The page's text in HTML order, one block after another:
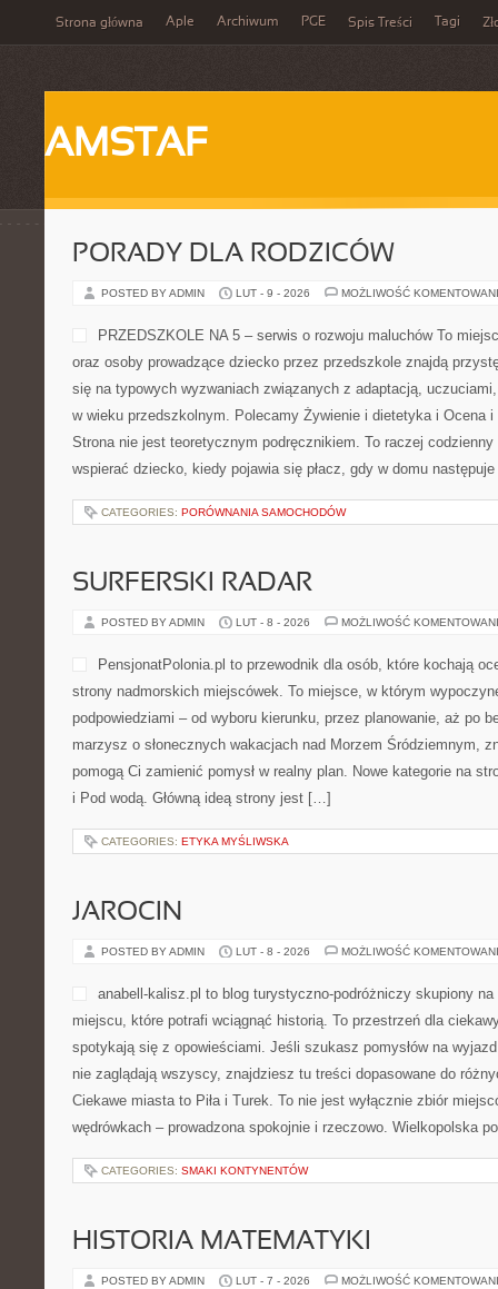
Strona główna Aple Archiwum PGE Spis Treści Tagi
AMSTAF
PORADY DLA RODZICÓW
POSTED BY ADMIN LUT - 9 - 2026 MOŻLIWOŚĆ
PRZEDSZKOLE NA 5 – serwis o rozwoju maluchów To
oraz osoby prowadzące dziecko przez przedszkole znajdą
się na typowych wyzwaniach związanych z adaptacją,
w wieku przedszkolnym. Polecamy Żywienie i dietetyka i Ocena i
Strona nie jest teoretycznym podręcznikiem. To raczej
wspierać dziecko, kiedy pojawia się płacz, gdy w domu
CATEGORIES: PORÓWNANIA SAMOCHODÓW
SURFERSKI RADAR
POSTED BY ADMIN LUT - 8 - 2026 MOŻLIWOŚĆ
PensjonatPolonia.pl to przewodnik dla osób, które kochają
strony nadmorskich miejscówek. To miejsce, w którym
podpowiedziami – od wyboru kierunku, przez planowanie, aż po
marzysz o słonecznych wakacjach nad Morzem Śródziemnym,
pomogą Ci zamienić pomysł w realny plan. Nowe kategorie na
i Pod wodą. Główną ideą strony jest […]
CATEGORIES: ETYKA MYŚLIWSKA
JAROCIN
POSTED BY ADMIN LUT - 8 - 2026 MOŻLIWOŚĆ
anabell-kalisz.pl to blog turystyczno-podróżniczy skupiony
miejscu, które potrafi wciągnąć historią. To przestrzeń dla
spotykają się z opowieściami. Jeśli szukasz pomysłów na
nie zaglądają wszyscy, znajdziesz tu treści dopasowane do
Ciekawe miasta to Piła i Turek. To nie jest wyłącznie zbiór
wędrówkach – prowadzona spokojnie i rzeczowo. Wielkopolska
CATEGORIES: SMAKI KONTYNENTÓW
HISTORIA MATEMATYKI
POSTED BY ADMIN LUT - 7 - 2026 MOŻLIWOŚĆ